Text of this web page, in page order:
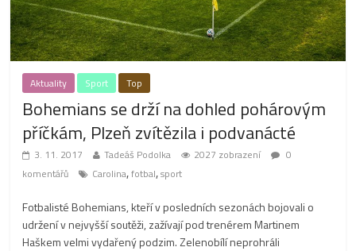
Aktuality Sport Top
Bohemians se drží na dohled pohárovým
příčkám, Plzeň zvítězila i podvanácté
3. 11. 2017 Tadeáš Podolka 2027 zobrazení
0
komentářů
Carolina,fotbal,sport
Fotbalisté Bohemians, kteří v posledních sezonách bojovali o
udržení v nejvyšší soutěži, zažívají pod trenérem Martinem
Haškem velmi vydařený podzim. Zelenobílí neprohráli